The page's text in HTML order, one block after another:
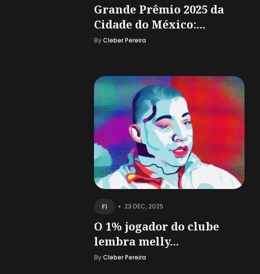
Grande Prêmio 2025 da
Cidade do México:...
ByCleber Pereira
F1 • 23 DEC, 2025
O 1% jogador do clube
lembra melly...
ByCleber Pereira